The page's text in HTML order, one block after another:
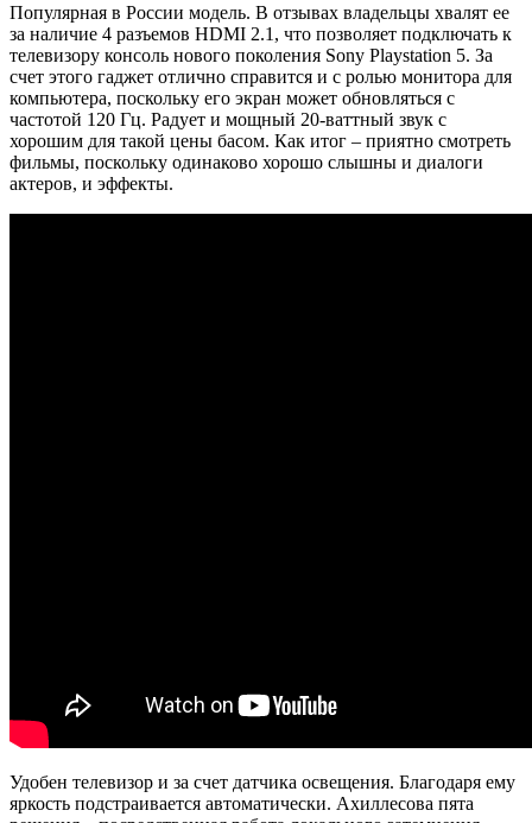
Популярная в России модель. В отзывах владельцы хвалят ее
за наличие 4 разъемов HDMI 2.1, что позволяет подключать к
телевизору консоль нового поколения Sony Playstation 5. За
счет этого гаджет отлично справится и с ролью монитора для
компьютера, поскольку его экран может обновляться с
частотой 120 Гц. Радует и мощный 20-ваттный звук с
хорошим для такой цены басом. Как итог – приятно смотреть
фильмы, поскольку одинаково хорошо слышны и диалоги
актеров, и эффекты.
Удобен телевизор и за счет датчика освещения. Благодаря ему
яркость подстраивается автоматически. Ахиллесова пята